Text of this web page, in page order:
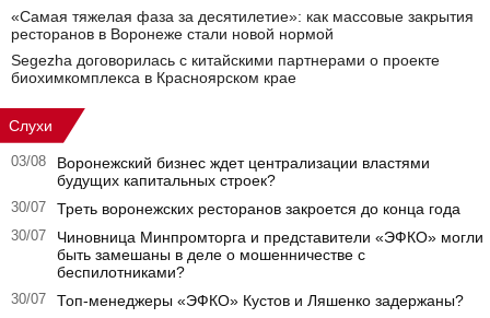
«Самая тяжелая фаза за десятилетие»: как массовые закрытия
ресторанов в Воронеже стали новой нормой
Segezha договорилась с китайскими партнерами о проекте
биохимкомплекса в Красноярском крае
Слухи
03/08
Воронежский бизнес ждет централизации властями
будущих капитальных строек?
30/07 Треть воронежских ресторанов закроется до конца года
30/07
Чиновница Минпромторга и представители «ЭФКО» могли
быть замешаны в деле о мошенничестве с
беспилотниками?
30/07 Топ-менеджеры «ЭФКО» Кустов и Ляшенко задержаны?